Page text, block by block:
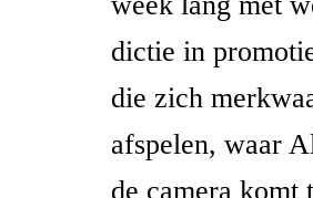
dictie in
die zich
afspelen, waar
de camera komt